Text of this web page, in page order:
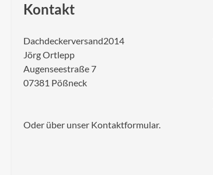
Kontakt
Dachdeckerversand2014
Jörg Ortlepp
Augenseestraße 7
07381 Pößneck
Oder über unser Kontaktformular.